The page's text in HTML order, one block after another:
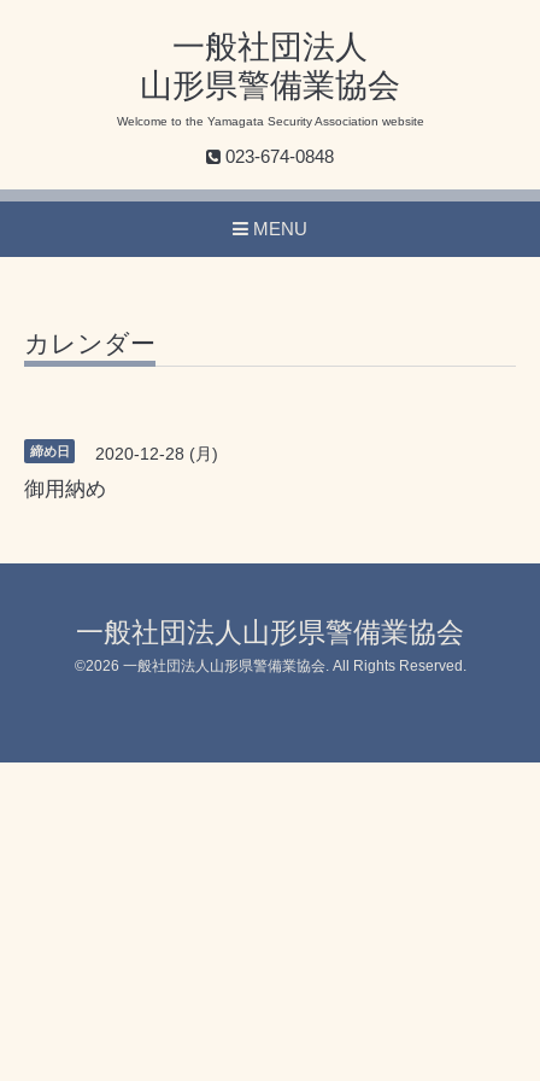
一般社団法人
山形県警備業協会
Welcome to the Yamagata Security Association website
023-674-0848
MENU
カレンダー
締め日 2020-12-28 (月)
御用納め
一般社団法人山形県警備業協会
©2026 一般社団法人山形県警備業協会. All Rights Reserved.